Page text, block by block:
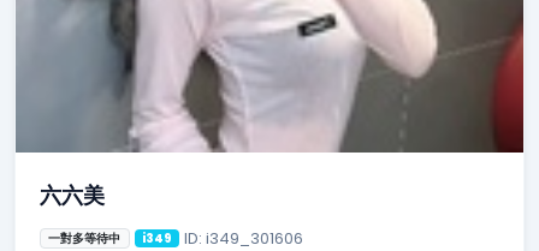
六六美
一對多等待中 i349 ID: i349_301606